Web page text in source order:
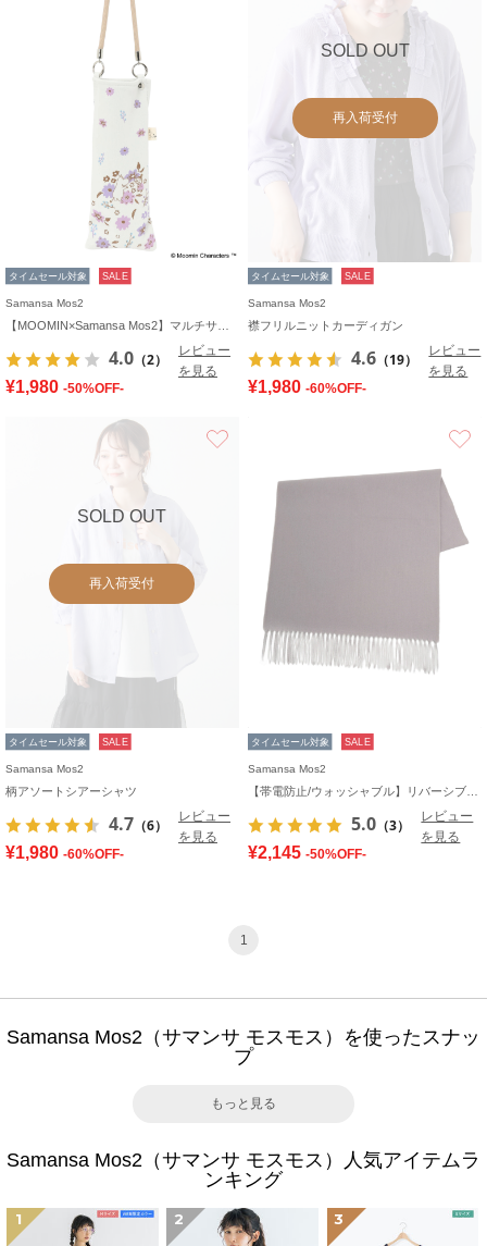
タイムセール対象 SALE
Samansa Mos2
4.0 （2）
レビュー
を見る
¥1,980 -50%OFF-
SOLD OUT
再入荷受付
タイムセール対象 SALE
Samansa Mos2
襟フリルニットカーディガン
4.6 （19）
レビュー
を見る
¥1,980 -60%OFF-
SOLD OUT
再入荷受付
タイムセール対象 SALE
Samansa Mos2
柄アソートシアーシャツ
4.7 （6）
レビュー
を見る
¥1,980 -60%OFF-
タイムセール対象 SALE
Samansa Mos2
5.0 （3）
レビュー
を見る
¥2,145 -50%OFF-
1
Samansa Mos2（サマンサ モスモス）を使ったスナッ
プ
もっと見る
Samansa Mos2（サマンサ モスモス）人気アイテムラ
ンキング
1 2 3